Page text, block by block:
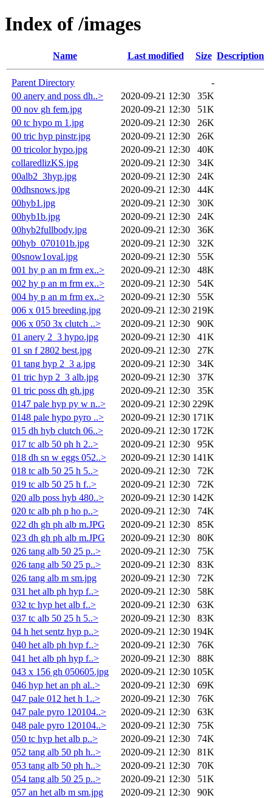
Index of /images
Name Last modified Size Description
Parent Directory
-
00 anery and poss dh..>
2020-09-21 12:30
35K
00 nov gh fem.jpg
2020-09-21 12:30
51K
00 tc hypo m 1.jpg
2020-09-21 12:30
26K
00 tric hyp pinstr.jpg
2020-09-21 12:30
26K
00 tricolor hypo.jpg
2020-09-21 12:30
40K
collaredlizKS.jpg
2020-09-21 12:30
34K
00alb2_3hyp.jpg
2020-09-21 12:30
24K
00dhsnows.jpg
2020-09-21 12:30
44K
00hyb1.jpg
2020-09-21 12:30
30K
00hyb1b.jpg
2020-09-21 12:30
24K
00hyb2fullbody.jpg
2020-09-21 12:30
36K
00hyb_070101b.jpg
2020-09-21 12:30
32K
00snow1oval.jpg
2020-09-21 12:30
55K
001 hy p an m frm ex..>
2020-09-21 12:30
48K
002 hy p an m frm ex..>
2020-09-21 12:30
54K
004 hy p an m frm ex..>
2020-09-21 12:30
55K
006 x 015 breeding.jpg
2020-09-21 12:30 219K
006 x 050 3x clutch ..>
2020-09-21 12:30
90K
01 anery 2_3 hypo.jpg
2020-09-21 12:30
41K
01 sn f 2802 best.jpg
2020-09-21 12:30
27K
01 tang hyp 2_3 a.jpg
2020-09-21 12:30
34K
01 tric hyp 2_3 alb.jpg
2020-09-21 12:30
37K
01 tric poss dh gh.jpg
2020-09-21 12:30
35K
0147 pale hyp py w n..>
2020-09-21 12:30 229K
0148 pale hypo pyro ..>
2020-09-21 12:30 171K
015 dh hyb clutch 06..>
2020-09-21 12:30 172K
017 tc alb 50 ph h 2..>
2020-09-21 12:30
95K
018 dh sn w eggs 052..>
2020-09-21 12:30 141K
018 tc alb 50 25 h 5..>
2020-09-21 12:30
72K
019 tc alb 50 25 h f..>
2020-09-21 12:30
72K
020 alb poss hyb 480..>
2020-09-21 12:30 142K
020 tc alb ph p ho p..>
2020-09-21 12:30
74K
022 dh gh ph alb m.JPG
2020-09-21 12:30
85K
023 dh gh ph alb m.JPG
2020-09-21 12:30
80K
026 tang alb 50 25 p..>
2020-09-21 12:30
75K
026 tang alb 50 25 p..>
2020-09-21 12:30
83K
026 tang alb m sm.jpg
2020-09-21 12:30
72K
031 het alb ph hyp f..>
2020-09-21 12:30
58K
032 tc hyp het alb f..>
2020-09-21 12:30
63K
037 tc alb 50 25 h 5..>
2020-09-21 12:30
83K
04 h het sentz hyp p..>
2020-09-21 12:30 194K
040 het alb ph hyp f..>
2020-09-21 12:30
76K
041 het alb ph hyp f..>
2020-09-21 12:30
88K
043 x 156 gh 050605.jpg
2020-09-21 12:30 105K
046 hyp het an ph al..>
2020-09-21 12:30
69K
047 pale 012 het h 1..>
2020-09-21 12:30
76K
047 pale pyro 120104..>
2020-09-21 12:30
63K
048 pale pyro 120104..>
2020-09-21 12:30
75K
050 tc hyp het alb p..>
2020-09-21 12:30
74K
052 tang alb 50 ph h..>
2020-09-21 12:30
81K
053 tang alb 50 ph h..>
2020-09-21 12:30
70K
054 tang alb 50 25 p..>
2020-09-21 12:30
51K
057 an het alb m sm.jpg
2020-09-21 12:30
90K